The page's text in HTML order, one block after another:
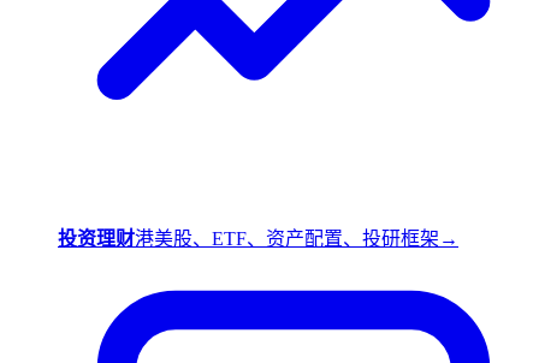
投资理财港美股、ETF、资产配置、投研框架 →